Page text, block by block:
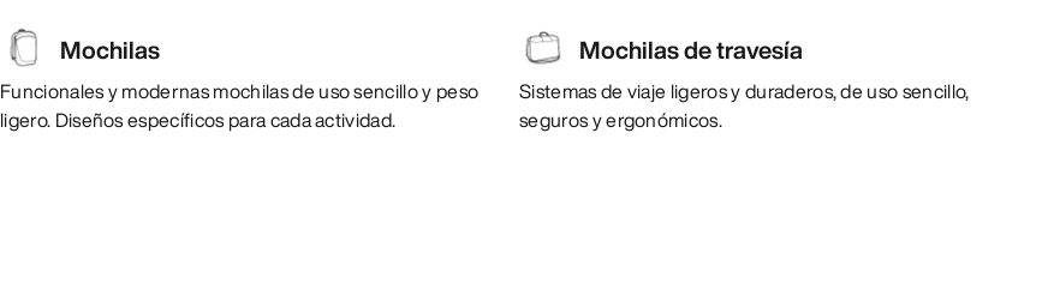
Mochilas
Funcionales y modernas mochilas de uso sencillo y peso
ligero. Diseños específicos para cada actividad.
Mochilas de travesía
Sistemas de viaje ligeros y duraderos, de uso sencillo,
seguros y ergonómicos.